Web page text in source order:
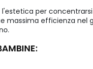
per
massima efficienza